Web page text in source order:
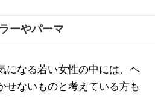
ーやパーマ
になる若い女性の中には、ヘ
せないものと考えている方も